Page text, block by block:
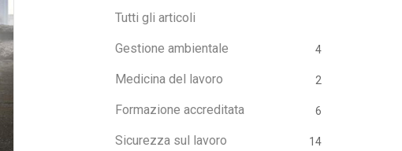
Tutti gli articoli
Gestione ambientale 4
Medicina del lavoro 2
Formazione accreditata 6
Sicurezza sul lavoro 14